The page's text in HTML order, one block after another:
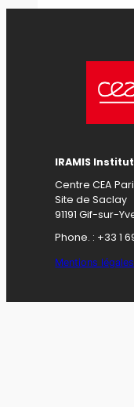
IRAMIS Institut
Centre CEA
Site de Saclay
91191 Gif-sur-
Phone. : +33 1
Mentions légales